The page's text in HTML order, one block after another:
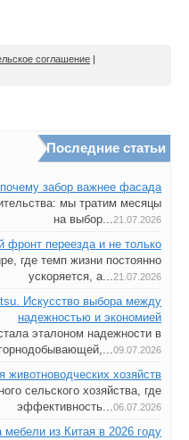
соглашение |
Последние статьи
забор важнее фасада
мы тратим месяцы
на выбор...21.07.2026
фронт переезда и не только
где темп жизни постоянно
ускоряется, а...21.07.2026
Искусство выбора между
надежностью и экономией
эталоном надежности в
горнодобывающей,...09.07.2026
хозяйств
сельского хозяйства, где
эффективность...06.07.2026
мебели из Китая в 2026 году